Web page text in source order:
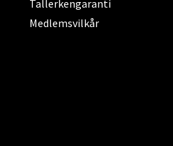
Tallerkengaranti
Medlemsvilkår
Storo